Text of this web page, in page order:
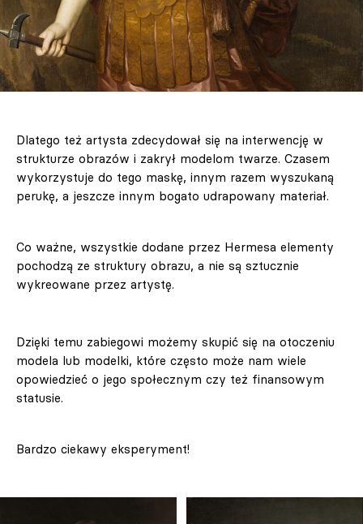
Dlatego też artysta zdecydował się na interwencję w
strukturze obrazów i zakrył modelom twarze. Czasem
wykorzystuje do tego maskę, innym razem wyszukaną
perukę, a jeszcze innym bogato udrapowany materiał.
Co ważne, wszystkie dodane przez Hermesa elementy
pochodzą ze struktury obrazu, a nie są sztucznie
wykreowane przez artystę.
Dzięki temu zabiegowi możemy skupić się na otoczeniu
modela lub modelki, które często może nam wiele
opowiedzieć o jego społecznym czy też finansowym
statusie.
Bardzo ciekawy eksperyment!